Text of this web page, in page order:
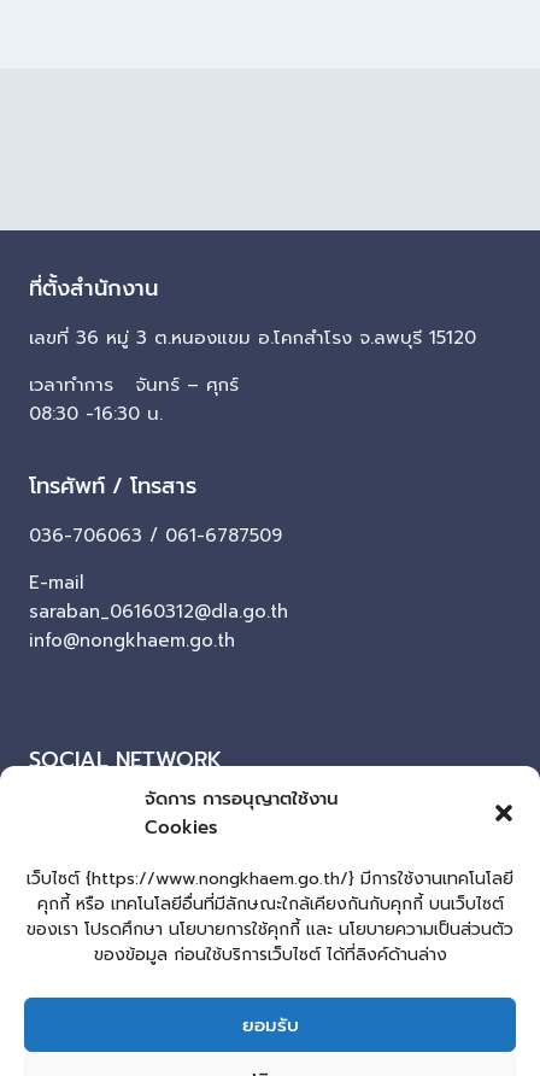
จัดการ การอนุญาตใช้งาน
Cookies
เว็บไซต์ {https://www.nongkhaem.go.th/} มีการใช้งานเทคโนโลยี
คุกกี้ หรือ เทคโนโลยีอื่นที่มีลักษณะใกล้เคียงกันกับคุกกี้ บนเว็บไซต์
ของเรา โปรดศึกษา นโยบายการใช้คุกกี้ และ นโยบายความเป็นส่วนตัว
ของข้อมูล ก่อนใช้บริการเว็บไซต์ ได้ที่ลิงค์ด้านล่าง
ยอมรับ
ที่ตั้งสำนักงาน
เลขที่ 36 หมู่ 3 ต.หนองแขม อ.โคกสำโรง จ.ลพบุรี 15120
เวลาทำการ จันทร์ – ศุกร์
08:30 -16:30 น.
โทรศัพท์ / โทรสาร
036-706063 / 061-6787509
E-mail
saraban_06160312@dla.go.th
info@nongkhaem.go.th
SOCIAL NETWORK
Facebook
ผู้เยี่ยมชมเว็บไซต์
ผู้เยี่ยมชม : 2
แผนผังเว็บไซต์
Login
lopburiwebdesign.com